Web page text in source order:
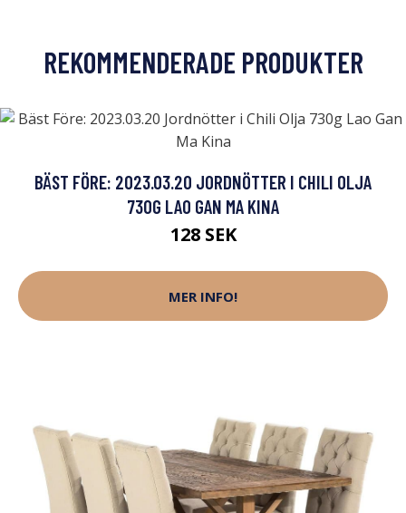
REKOMMENDERADE PRODUKTER
BÄST FÖRE: 2023.03.20 JORDNÖTTER I CHILI OLJA
730G LAO GAN MA KINA
128 SEK
MER INFO!